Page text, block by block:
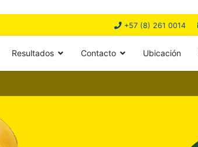
+57 (8) 261 0014
Resultados Contacto Ubicación